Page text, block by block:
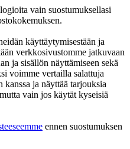
vain suostumuksellasi
käyttäytymisestään ja
verkkosivustomme jatkuvaan
ja sisällön näyttämiseen sekä
voimme vertailla salattuja
ja näyttää tarjouksia
vain jos käytät kyseisiä
ennen suostumuksen